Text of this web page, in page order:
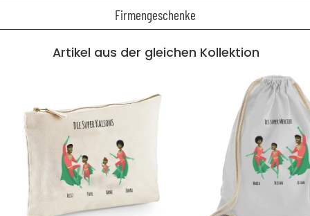
Firmengeschenke
Artikel aus der gleichen Kollektion